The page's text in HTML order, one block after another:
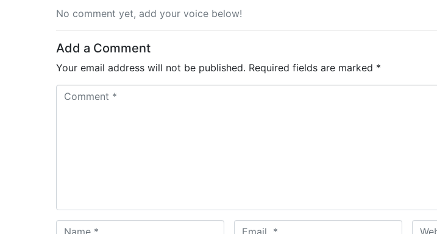
No comment yet, add your voice below!
Add a Comment
Your email address will not be published. Required fields are marked *
W